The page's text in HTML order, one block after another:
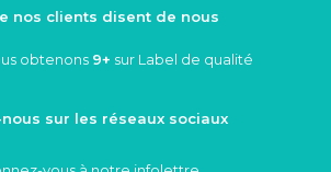
nos clients disent de nous
obtenons 9+ sur Label de qualité
sur les réseaux sociaux